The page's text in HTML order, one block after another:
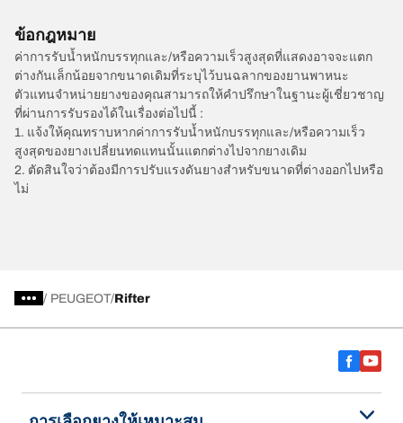
ข้อกฎหมาย
ค่าการรับน้ำหนักบรรทุกและ/หรือความเร็วสูงสุดที่แสดงอาจจะแตก
ต่างกันเล็กน้อยจากขนาดเดิมที่ระบุไว้บนฉลากของยานพาหนะ
ตัวแทนจำหน่ายยางของคุณสามารถให้คำปรึกษาในฐานะผู้เชี่ยวชาญ
ที่ผ่านการรับรองได้ในเรื่องต่อไปนี้ :
1. แจ้งให้คุณทราบหากค่าการรับน้ำหนักบรรทุกและ/หรือความเร็ว
สูงสุดของยางเปลี่ยนทดแทนนั้นแตกต่างไปจากยางเดิม
2. ตัดสินใจว่าต้องมีการปรับแรงดันยางสำหรับขนาดที่ต่างออกไปหรือ
ไม่
/ PEUGEOT Rifter